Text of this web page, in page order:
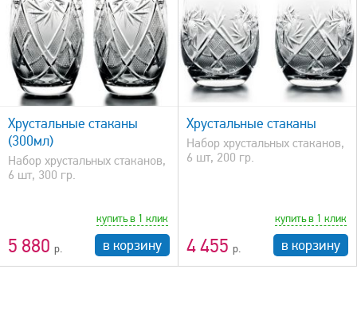
Хрустальные стаканы
(300мл)
Набор хрустальных стаканов,
6 шт, 300 гр.
5 880
купить в 1 клик
в корзину
быстрый просмотр
Хрустальные стаканы
Набор хрустальных стаканов,
6 шт, 200 гр.
4 455
купить в 1 клик
в корзину